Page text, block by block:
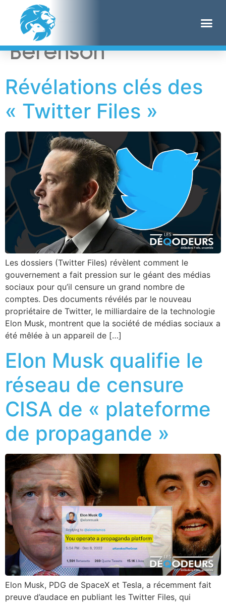
Étiquette :
Berenson
Révélations clés des
« Twitter Files »
Les dossiers (Twitter Files) révèlent comment le
gouvernement a fait pression sur le géant des médias
sociaux pour qu’il censure un grand nombre de
comptes. Des documents révélés par le nouveau
propriétaire de Twitter, le milliardaire de la technologie
Elon Musk, montrent que la société de médias sociaux a
été mêlée à un appareil de […]
Elon Musk qualifie le
réseau de censure
CISA de « plateforme
de propagande »
Elon Musk, PDG de SpaceX et Tesla, a récemment fait
preuve d’audace en publiant les Twitter Files, qui